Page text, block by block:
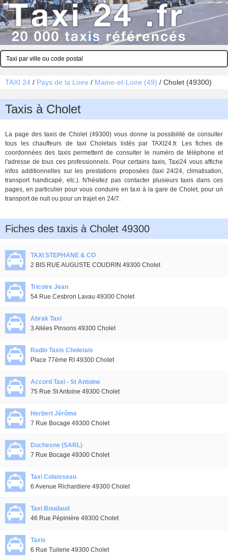
TAXI 24 / Pays de la Loire / Maine-et-Loire (49) / Cholet (49300)
Taxis à Cholet
La page des taxis de Cholet (49300) vous donne la possibilité de consulter
tous les chauffeurs de taxi Choletais listés par TAXI24.fr. Les fiches de
coordonnées des taxis permettent de consulter le numéro de téléphone et
l'adresse de tous ces professionnels. Pour certains taxis, Taxi24 vous affiche
infos additionnelles sur les prestations proposées (taxi 24/24, climatisation,
transport handicapé, etc.). N'hésitez pas contacter plusieurs taxis dans ces
pages, en particulier pour vous conduire en taxi à la gare de Cholet, pour un
transport de nuit ou pour un trajet en 24/7.
Fiches des taxis à Cholet 49300
TAXI STEPHANE & CO
2 BIS RUE AUGUSTE COUDRIN 49300 Cholet
Tricoire Jean
54 Rue Cesbron Lavau 49300 Cholet
Abrak Taxi
3 Allées Pinsons 49300 Cholet
Radio Taxis Choletais
Place 77ème RI 49300 Cholet
Accord Taxi - St Antoine
75 Rue St Antoine 49300 Cholet
Herbert Jérôme
7 Rue Bocage 49300 Cholet
Duchesne (SARL)
7 Rue Bocage 49300 Cholet
Taxi Colaisseau
6 Avenue Richardiere 49300 Cholet
Taxi Boudaud
46 Rue Pépinière 49300 Cholet
Taxis
6 Rue Tuilerie 49300 Cholet